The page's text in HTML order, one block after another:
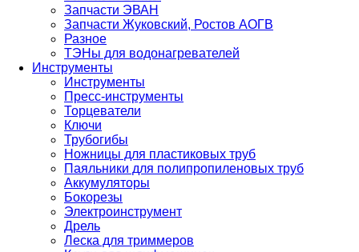
Запчасти ЭВАН
Запчасти Жуковский, Ростов АОГВ
Разное
ТЭНы для водонагревателей
Инструменты
Инструменты
Пресс-инструменты
Торцеватели
Ключи
Трубогибы
Ножницы для пластиковых труб
Паяльники для полипропиленовых труб
Аккумуляторы
Бокорезы
Электроинструмент
Дрель
Леска для триммеров